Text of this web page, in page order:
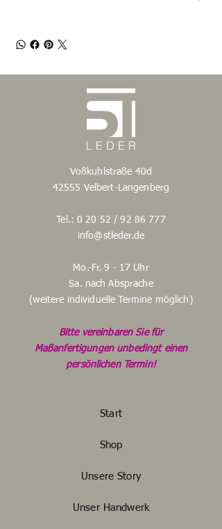
Voßkuhlstraße 40d
42555 Velbert-Langenberg
Tel.: 0 20 52 /92 86 777
info@stleder.de
Mo.-Fr. 9 - 17 Uhr
Sa. nach Absprache
(weitere individuelle Termine möglich)
Bitte vereinbaren Sie für
Maßanfertigungen unbedingt einen
persönlichen Termin!
Start
Shop
Unsere Story
Unser Handwerk